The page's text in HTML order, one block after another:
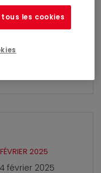
2025
2025
2025
février 2025
les cookies